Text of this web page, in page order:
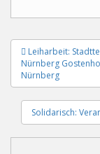
Leiharbeit:
Nürnberg
Nürnberg
Solidarisch: